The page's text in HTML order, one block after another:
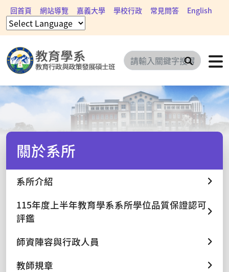
回首頁 網站導覽 嘉義大學 學校行政 常見問答 English
搜尋
關於系所
系所介紹
115年度上半年教育學系系所學位品質保證認可
評鑑
師資陣容與行政人員
教師規章